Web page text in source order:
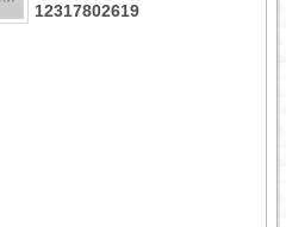
12317802619